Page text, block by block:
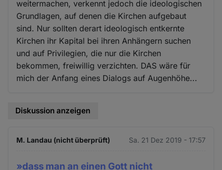
weitermachen, verkennt jedoch die ideologischen
Grundlagen, auf denen die Kirchen aufgebaut
sind. Nur sollten derart ideologisch entkernte
Kirchen ihr Kapital bei ihren Anhängern suchen
und auf Privilegien, die nur die Kirchen
bekommen, freiwillig verzichten. DAS wäre für
mich der Anfang eines Dialogs auf Augenhöhe...
Diskussion anzeigen
M. Landau (nicht überprüft) Sa. 21 Dez 2019 - 17:57
»dass man an einen Gott nicht